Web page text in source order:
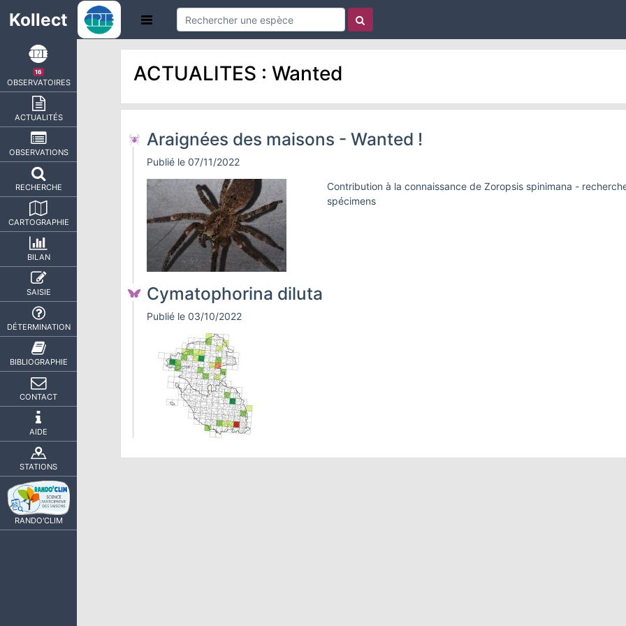
Kollect
16
OBSERVATOIRES
ACTUALITÉS
OBSERVATIONS
RECHERCHE
CARTOGRAPHIE
BILAN
SAISIE
DÉTERMINATION
BIBLIOGRAPHIE
CONTACT
AIDE
STATIONS
RANDO'CLIM
ACTUALITES : Wanted
Araignées des maisons - Wanted !
Publié le 07/11/2022
Contribution à la connaissance de Zoropsis spinimana -
spécimens
Cymatophorina diluta
Publié le 03/10/2022